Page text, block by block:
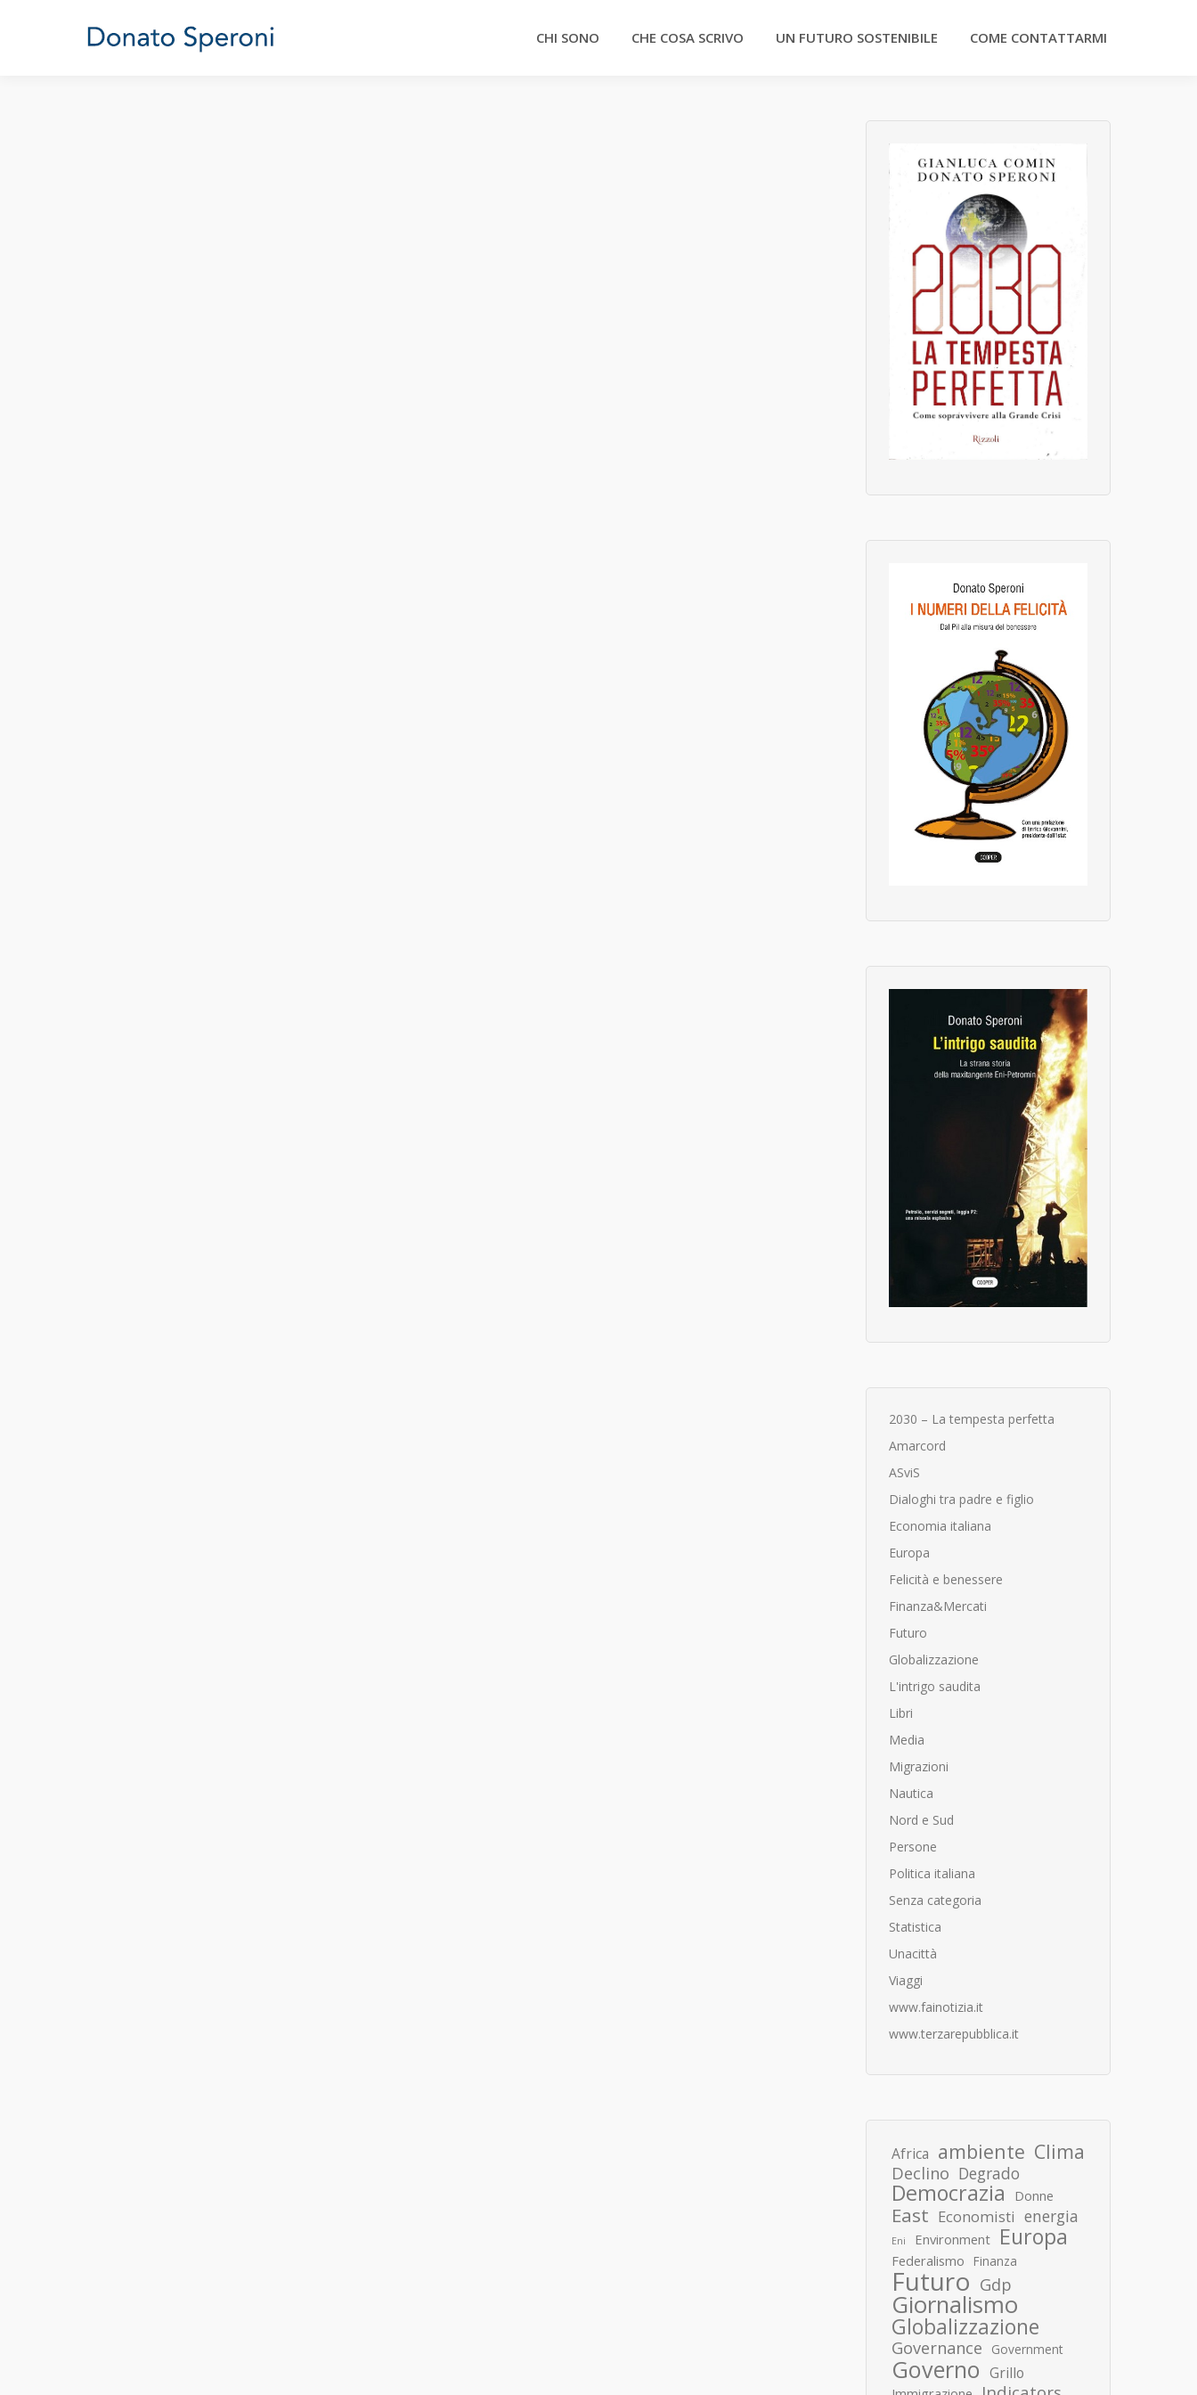
CHI SONO CHE COSA SCRIVO UN FUTURO SOSTENIBILE COME CONTATTARMI
2030 – La tempesta perfetta
Amarcord
ASviS
Dialoghi tra padre e figlio
Economia italiana
Europa
Felicità e benessere
Finanza&Mercati
Futuro
Globalizzazione
L'intrigo saudita
Libri
Media
Migrazioni
Nautica
Nord e Sud
Persone
Politica italiana
Senza categoria
Statistica
Unacittà
Viaggi
www.fainotizia.it
www.terzarepubblica.it
Africa ambiente Clima
Declino Degrado
Democrazia Donne
East Economisti energia
Eni Environment Europa
Federalismo Finanza
Futuro Gdp
Giornalismo
Globalizzazione
Governance Government
Governo Grillo